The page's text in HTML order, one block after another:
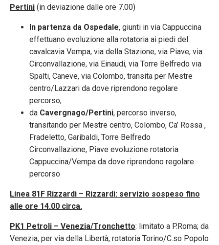
Pertini (in deviazione dalle ore 7.00)
In partenza da Ospedale, giunti in via Cappuccina
effettuano evoluzione alla rotatoria ai piedi del
cavalcavia Vempa, via della Stazione, via Piave, via
Circonvallazione, via Einaudi, via Torre Belfredo via
Spalti, Caneve, via Colombo, transita per Mestre
centro/Lazzari da dove riprendono regolare
percorso;
da Cavergnago/Pertini, percorso inverso,
transitando per Mestre centro, Colombo, Ca’ Rossa ,
Fradeletto, Garibaldi, Torre Belfredo
Circonvallazione, Piave evoluzione rotatoria
Cappuccina/Vempa da dove riprendono regolare
percorso
Linea 81F Rizzardi – Rizzardi: servizio sospeso fino
alle ore 14.00 circa.
PK1 Petroli – Venezia/Tronchetto: limitato a P.Roma; da
Venezia, per via della Libertà, rotatoria Torino/C.so Popolo